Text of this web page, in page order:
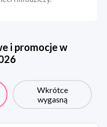
i promocje w
Wkrótce
wygasną